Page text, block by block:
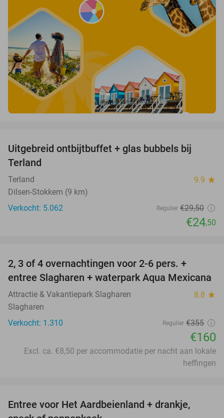
Uitgebreid ontbijtbuffet + glas bubbels bij
Terland
Terland 9.9 star
Dilsen-Stokkem (9 km)
Verkocht: 5.062
Regulier €29,50
€24,50
2, 3 of 4 overnachtingen voor 2-6 pers. +
entree Slagharen + waterpark Aqua Mexicana
Attractie & Vakantiepark Slagharen 8.8 star
Slagharen
Verkocht: 1.310
Regulier €355
€160
Excl. ca. €8,50 per accommodatie per nacht aan lokale
heffingen
Entree voor Het Aardbeienland + drankje,